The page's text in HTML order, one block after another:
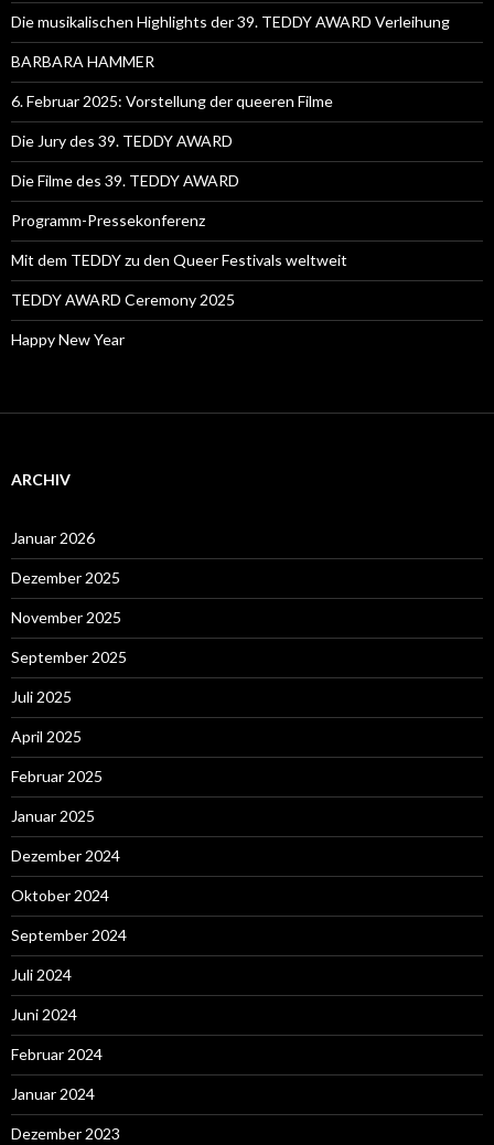
Die musikalischen Highlights der 39. TEDDY AWARD Verleihung
BARBARA HAMMER
6. Februar 2025: Vorstellung der queeren Filme
Die Jury des 39. TEDDY AWARD
Die Filme des 39. TEDDY AWARD
Programm-Pressekonferenz
Mit dem TEDDY zu den Queer Festivals weltweit
TEDDY AWARD Ceremony 2025
Happy New Year
ARCHIV
Januar 2026
Dezember 2025
November 2025
September 2025
Juli 2025
April 2025
Februar 2025
Januar 2025
Dezember 2024
Oktober 2024
September 2024
Juli 2024
Juni 2024
Februar 2024
Januar 2024
Dezember 2023